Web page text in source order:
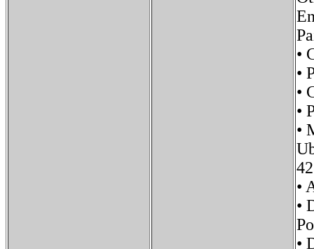
•
•
•
•
•
•
•
•